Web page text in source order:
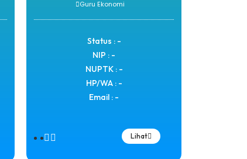
Guru Ekonomi
Status : -
NIP : -
NUPTK : -
HP/WA : -
Email : -
Lihat